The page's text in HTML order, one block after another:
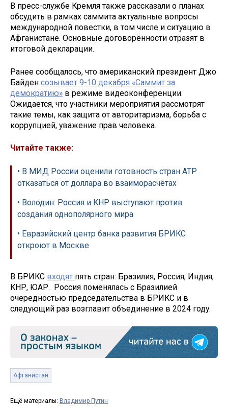
В пресс-службе Кремля также рассказали о планах
обсудить в рамках саммита актуальные вопросы
международной повестки, в том числе и ситуацию в
Афганистане. Основные договорённости отразят в
итоговой декларации.
Ранее сообщалось, что американский президент Джо
Байден созывает 9-10 декабря «Саммит за
демократию» в режиме видеоконференции.
Ожидается, что участники мероприятия рассмотрят
такие темы, как защита от авторитаризма, борьба с
коррупцией, уважение прав человека.
Читайте также:
• В МИД России оценили готовность стран АТР
отказаться от доллара во взаиморасчётах
• Володин: Россия и КНР выступают против
создания однополярного мира
• Евразийский центр банка развития БРИКС
откроют в Москве
В БРИКС входят пять стран: Бразилия, Россия, Индия,
КНР, ЮАР. Россия поменялась с Бразилией
очередностью председательства в БРИКС и в
следующий раз возглавит объединение в 2024 году.
Афганистан
Ещё материалы: Владимир Путин